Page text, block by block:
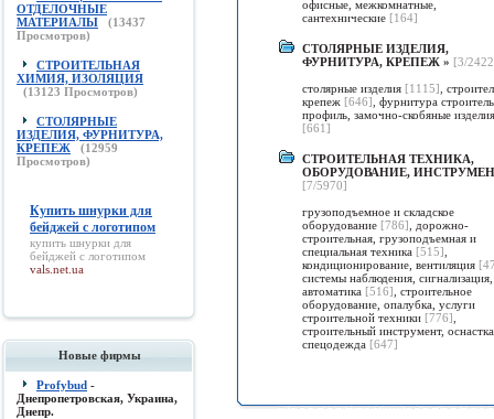
ОТДЕЛОЧНЫЕ
МАТЕРИАЛЫ
(13437
Просмотров)
СТРОИТЕЛЬНАЯ
ХИМИЯ, ИЗОЛЯЦИЯ
(13123 Просмотров)
СТОЛЯРНЫЕ
ИЗДЕЛИЯ, ФУРНИТУРА,
КРЕПЕЖ
(12959
Просмотров)
Купить шнурки для
бейджей с логотипом
купить шнурки для
бейджей с логотипом
vals.net.ua
Новые фирмы
Profybud -
Днепропетровская, Украина,
Днепр.
офисные, межкомнатные,
сантехнические [164]
СТОЛЯРНЫЕ ИЗДЕЛИЯ,
ФУРНИТУРА, КРЕПЕЖ » [3/
столярные изделия [1115]
крепеж [646] фурнитура
профиль, замочно-скобяные изделия
[661]
СТРОИТЕЛЬНАЯ ТЕХНИКА,
ОБОРУДОВАНИЕ,
[7/5970]
грузоподъемное и складское
оборудование [786]
дорожно-
строительная, грузоподъемная и
специальная техника [515]
кондиционирование, вентиляция
системы наблюдения, сигнализация,
автоматика [516] строительное
оборудование, опалубка, услуги
строительной техники [776]
строительный инструмент,
спецодежда [647]